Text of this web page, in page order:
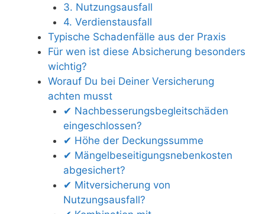
3. Nutzungsausfall
4. Verdienstausfall
Typische Schadenfälle aus der Praxis
Für wen ist diese Absicherung besonders
wichtig?
Worauf Du bei Deiner Versicherung
achten musst
✔ Nachbesserungsbegleitschäden
eingeschlossen?
✔ Höhe der Deckungssumme
✔ Mängelbeseitigungsnebenkosten
abgesichert?
✔ Mitversicherung von
Nutzungsausfall?